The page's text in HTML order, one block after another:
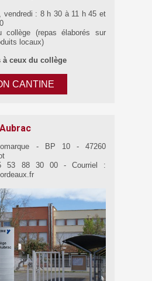
vendredi : 8 h 30 à 11 h 45 et
collège (repas élaborés sur
locaux)
à ceux du collège
CANTINE
- BP 10 - 47260
53 88 30 00 - Courriel :